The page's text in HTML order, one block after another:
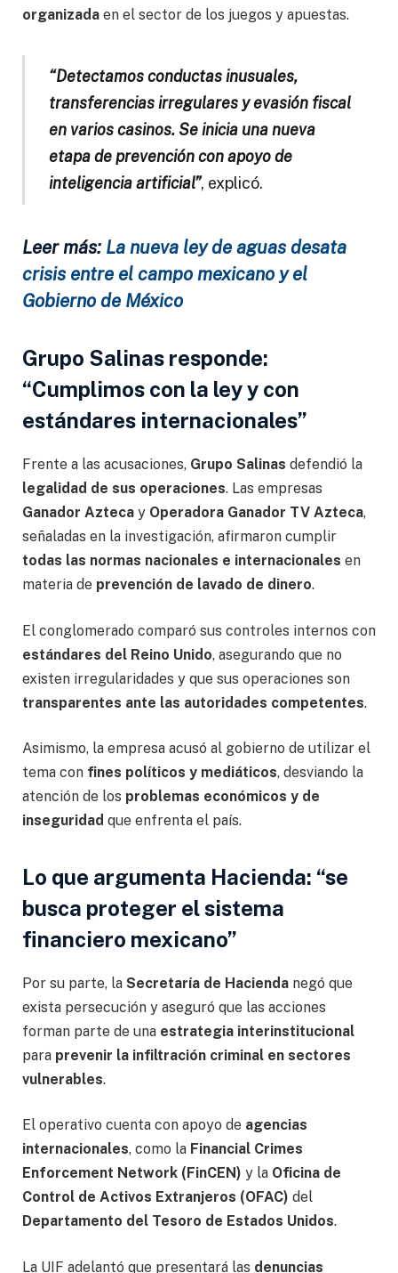
organizada en el sector de los juegos y apuestas.
“Detectamos conductas inusuales,
transferencias irregulares y evasión fiscal
en varios casinos. Se inicia una nueva
etapa de prevención con apoyo de
inteligencia artificial”, explicó.
Leer más: La nueva ley de aguas desata
crisis entre el campo mexicano y el
Gobierno de México
Grupo Salinas responde:
“Cumplimos con la ley y con
estándares internacionales”
Frente a las acusaciones, Grupo Salinas defendió la
legalidad de sus operaciones. Las empresas
Ganador Azteca y Operadora Ganador TV Azteca,
señaladas en la investigación, afirmaron cumplir
todas las normas nacionales e internacionales en
materia de prevención de lavado de dinero.
El conglomerado comparó sus controles internos con
estándares del Reino Unido, asegurando que no
existen irregularidades y que sus operaciones son
transparentes ante las autoridades competentes.
Asimismo, la empresa acusó al gobierno de utilizar el
tema con fines políticos y mediáticos, desviando la
atención de los problemas económicos y de
inseguridad que enfrenta el país.
Lo que argumenta Hacienda: “se
busca proteger el sistema
financiero mexicano”
Por su parte, la Secretaría de Hacienda negó que
exista persecución y aseguró que las acciones
forman parte de una estrategia interinstitucional
para prevenir la infiltración criminal en sectores
vulnerables.
El operativo cuenta con apoyo de agencias
internacionales, como la Financial Crimes
Enforcement Network (FinCEN) y la Oficina de
Control de Activos Extranjeros (OFAC) del
Departamento del Tesoro de Estados Unidos.
La UIF adelantó que presentará las denuncias